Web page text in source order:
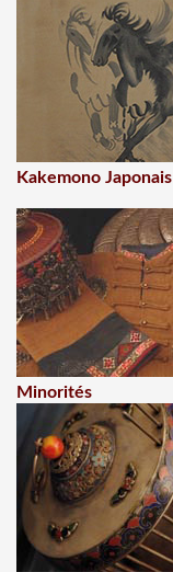
Kakemono Japonais
Minorités